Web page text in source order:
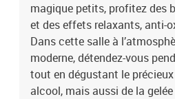
magique petits, profitez des
et des effets relaxants, anti-
Dans cette salle à
moderne, détendez-vous
tout en dégustant le
alcool, mais aussi de la